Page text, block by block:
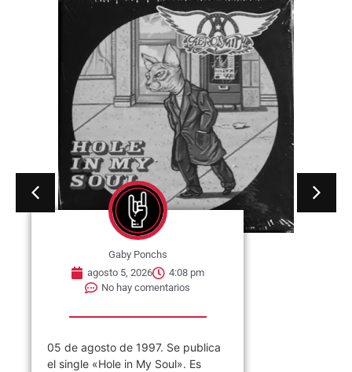
Gaby Ponchs
agosto 5, 2026
4:08 pm
No hay comentarios
05 de agosto de 1997. Se publica
el single «Hole in My Soul». Es